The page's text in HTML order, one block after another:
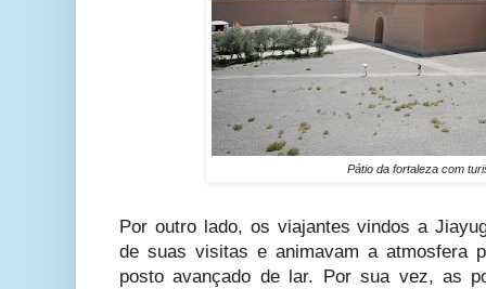
Pátio da fortaleza com
Por outro lado, os viajantes vindos a
de suas visitas e animavam a atmosfera
posto avançado de lar. Por sua vez, as